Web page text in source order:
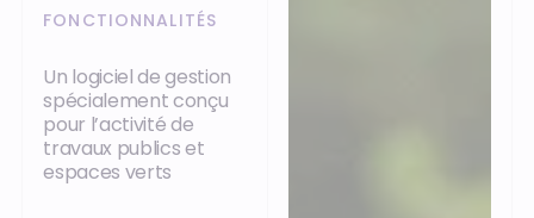
FONCTIONNALITÉS
Un logiciel de gestion
spécialement conçu
pour l’activité de
travaux publics et
espaces verts